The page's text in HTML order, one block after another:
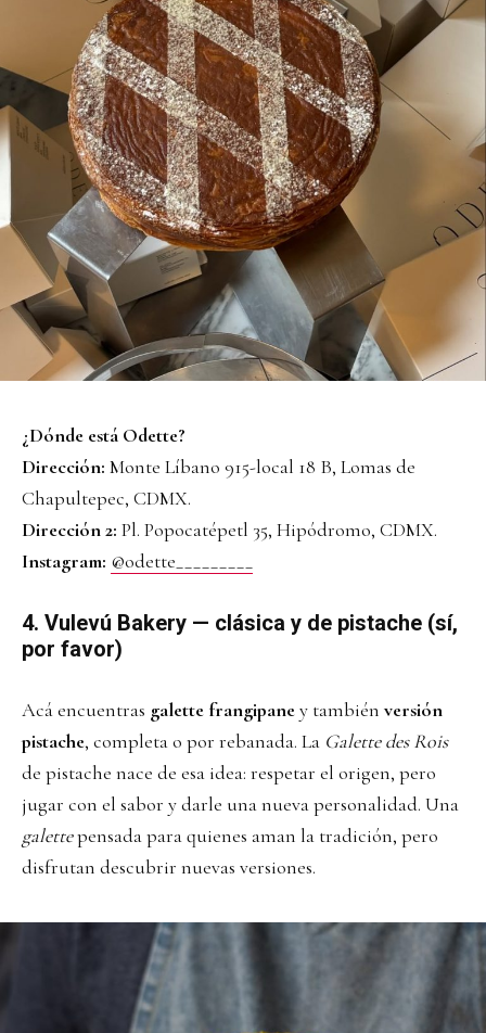
¿Dónde está Odette?
Dirección: Monte Líbano 915-local 18 B, Lomas de
Chapultepec, CDMX.
Dirección 2: Pl. Popocatépetl 35, Hipódromo, CDMX.
Instagram: @odette_________
4. Vulevú Bakery — clásica y de pistache (sí,
por favor)
Acá encuentras galette frangipaney también versión
pistache, completa o por rebanada. La Galette des Rois
de pistache nace de esa idea: respetar el origen, pero
jugar con el sabor y darle una nueva personalidad. Una
galettepensada para quienes aman la tradición, pero
disfrutan descubrir nuevas versiones.